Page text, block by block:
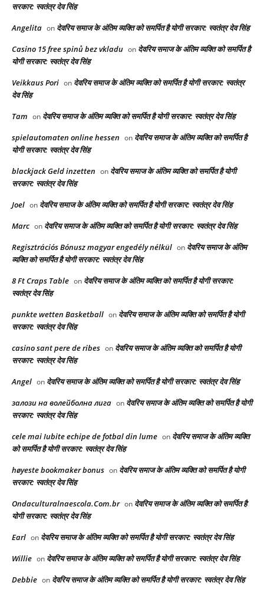
सरकार: स्वतंत्र देव सिंह
Angelita on देवरिय समाज के अंतिम व्यक्ति को समर्पित है योगी सरकार: स्वतंत्र देव सिंह
Casino 15 free spinů bez vkladu on देवरिय समाज के अंतिम व्यक्ति को समर्पित है
योगी सरकार: स्वतंत्र देव सिंह
Veikkaus Pori on देवरिय समाज के अंतिम व्यक्ति को समर्पित है योगी सरकार: स्वतंत्र
देव सिंह
Tam on देवरिय समाज के अंतिम व्यक्ति को समर्पित है योगी सरकार: स्वतंत्र देव सिंह
spielautomaten online hessen on देवरिय समाज के अंतिम व्यक्ति को समर्पित है
योगी सरकार: स्वतंत्र देव सिंह
blackjack Geld inzetten on देवरिय समाज के अंतिम व्यक्ति को समर्पित है योगी
सरकार: स्वतंत्र देव सिंह
Joel on देवरिय समाज के अंतिम व्यक्ति को समर्पित है योगी सरकार: स्वतंत्र देव सिंह
Marc on देवरिय समाज के अंतिम व्यक्ति को समर्पित है योगी सरकार: स्वतंत्र देव सिंह
Regisztrációs Bónusz magyar engedély nélkül on देवरिय समाज के अंतिम
व्यक्ति को समर्पित है योगी सरकार: स्वतंत्र देव सिंह
8 Ft Craps Table on देवरिय समाज के अंतिम व्यक्ति को समर्पित है योगी सरकार:
स्वतंत्र देव सिंह
punkte wetten Basketball on देवरिय समाज के अंतिम व्यक्ति को समर्पित है योगी
सरकार: स्वतंत्र देव सिंह
casino sant pere de ribes on देवरिय समाज के अंतिम व्यक्ति को समर्पित है योगी
सरकार: स्वतंत्र देव सिंह
Angel on देवरिय समाज के अंतिम व्यक्ति को समर्पित है योगी सरकार: स्वतंत्र देव सिंह
залози на волейболна лига on देवरिय समाज के अंतिम व्यक्ति को समर्पित है योगी
सरकार: स्वतंत्र देव सिंह
cele mai Iubite echipe de fotbal din lume on देवरिय समाज के अंतिम व्यक्ति
को समर्पित है योगी सरकार: स्वतंत्र देव सिंह
høyeste bookmaker bonus on देवरिय समाज के अंतिम व्यक्ति को समर्पित है योगी
सरकार: स्वतंत्र देव सिंह
Ondaculturalnaescola.Com.br on देवरिय समाज के अंतिम व्यक्ति को समर्पित है
योगी सरकार: स्वतंत्र देव सिंह
Earl on देवरिय समाज के अंतिम व्यक्ति को समर्पित है योगी सरकार: स्वतंत्र देव सिंह
Willie on देवरिय समाज के अंतिम व्यक्ति को समर्पित है योगी सरकार: स्वतंत्र देव सिंह
Debbie on देवरिय समाज के अंतिम व्यक्ति को समर्पित है योगी सरकार: स्वतंत्र देव सिंह